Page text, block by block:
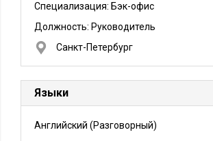
Специализация: Бэк-офис
Должность: Руководитель
Санкт-Петербург
Языки
Английский (Разговорный)